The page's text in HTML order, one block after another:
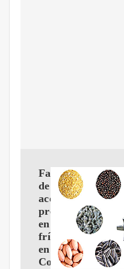
Fabricantes
de
aceite
prensado
en
frío
en
Coimbatore